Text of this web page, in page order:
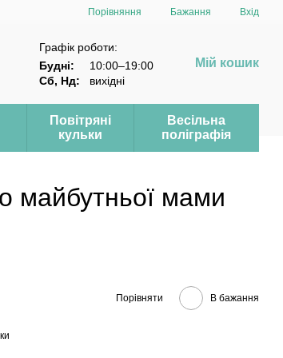
Порівняння Бажання Вхід
Графік роботи:
Будні:
10:00–19:00
Сб, Нд:
вихідні
Мій кошик
Повітряні
кульки
Весільна
поліграфія
майбутньої мами
Порівняти В бажання